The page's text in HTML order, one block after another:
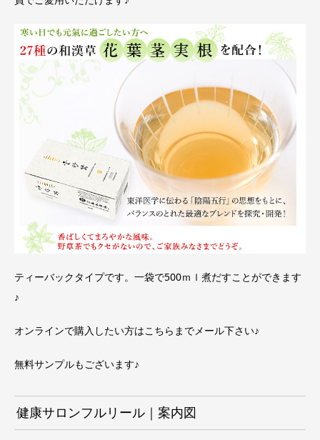
ティーバックタイプです。一袋で500ｍｌ煮だすことができます
♪
オンラインで購入したい方はこちらまで メール下さい♪
無料サンプルもございます♪
健康サロンフルリール｜案内図